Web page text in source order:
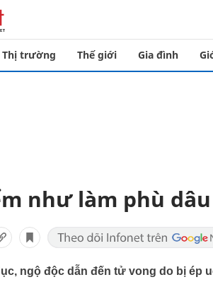
Thị trường Thế giới Gia đình
như làm phù
ngộ độc dẫn đến tử vong do bị ép